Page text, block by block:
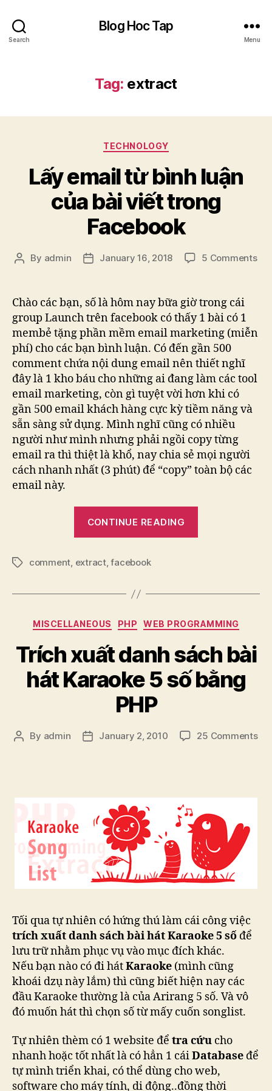
Search
Blog Hoc Tap
Menu
Tag: extract
Categories
TECHNOLOGY
Lấy email từ bình luận
của bài viết trong
Facebook
Post
By admin
PostJanuary 16, 2018 5 Commentson
của
Chào các bạn, số là hôm nay bữa giờ trong cái
group Launch trên facebook có thấy 1 bài có 1
membẻ tặng phần mềm email marketing (miễn
phí) cho các bạn bình luận. Có đến gần 500
comment chứa nội dung email nên thiết nghĩ
đây là 1 kho báu cho những ai đang làm các tool
email marketing, còn gì tuyệt vời hơn khi có
gần 500 email khách hàng cực kỳ tiềm năng và
sẵn sàng sử dụng. Mình nghĩ cũng có nhiều
người như mình nhưng phải ngồi copy từng
email ra thì thiệt là khổ, nay chia sẻ mọi người
cách nhanh nhất (3 phút) để “copy” toàn bộ các
email này.
CONTINUE READING
của
viết
trong
Facebook”
Tagscomment, extract,facebook
Categories
MISCELLANEOUS PHP WEB PROGRAMMING
Trích xuất danh sách bài
hát Karaoke 5 số bằng
PHP
Post
By admin
PostJanuary 2, 2010 25 Commentson
Tối qua tự nhiên có hứng thú làm cái công việc
trích xuất danh sách bài hát Karaoke 5 số để
lưu trữ nhằm phục vụ vào mục đích khác.
Nếu bạn nào có đi hátKaraoke (mình cũng
khoái dzụ này lắm) thì cũng biết hiện nay các
đầu Karaoke thường là của Arirang 5 số. Và vô
đó muốn hát thì chọn số từ mấy cuốn songlist.
Tự nhiên thèm có 1 website để tra cứu cho
nhanh hoặc tốt nhất là có hẳn 1 cáiDatabase để
tự mình triển khai, có thể dùng cho web,
software cho máy tính, di động..đồng thời